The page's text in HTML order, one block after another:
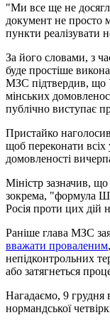
"Ми все ще не
документ не просто
пункти реалізувати
За його словами, з
буде простіше
МЗС підтвердив, що
мінських
публічно виступає
Пристайко
щоб переконати всіх
домовленості
Міністр зазначив, що
зокрема, "формула
Росія проти цих дій
Раніше глава МЗС
вважати проваленим
непідконтрольних
або затягнеться
Нагадаємо, 9 грудня
нормандської